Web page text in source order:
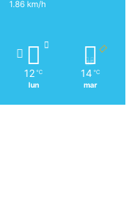
1.86 km/h
12 ℃
lun
14 ℃
mar